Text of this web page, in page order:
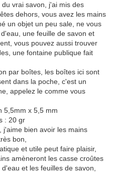
vrai savon, j'ai mis des
dehors, vous avez les mains
un objet un peu sale, ne vous
une feuille de savon et
vous pouvez aussi trouver
une fontaine publique fait
par boîtes, les boîtes ici sont
dans la poche, c'est un
appelez le comme vous
5,5mm x 5,5 mm
: 20 gr
j'aime bien avoir les mains
bon,
et utile peut faire plaisir,
amèneront les casse croûtes
et les feuilles de savon,